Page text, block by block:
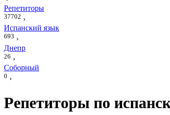
Репетиторы
37702 ›
Испанский язык
693 ›
Днепр
26 ›
Соборный
0 ›
Репетиторы по